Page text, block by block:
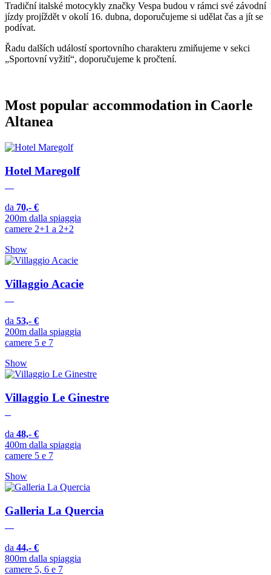
Tradiční italské motocykly značky Vespa budou v rámci své závodní
jízdy projíždět v okolí 16. dubna, doporučujeme si udělat čas a jít se
podívat.
Řadu dalších událostí sportovního charakteru zmiňujeme v sekci
„Sportovní vyžití“, doporučujeme k pročtení.
Most popular accommodation in Caorle
Altanea
Hotel Maregolf
da 70,- €
200m dalla spiaggia
camere 2+1 a 2+2
Show
Villaggio Acacie
da 53,- €
200m dalla spiaggia
camere 5 e 7
Show
Villaggio Le Ginestre
da 48,- €
400m dalla spiaggia
camere 5 e 7
Show
Galleria La Quercia
da 44,- €
800m dalla spiaggia
camere 5, 6 e 7